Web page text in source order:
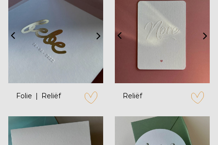
Folie Reliëf
zet op verlanglijstje
Reliëf
zet op